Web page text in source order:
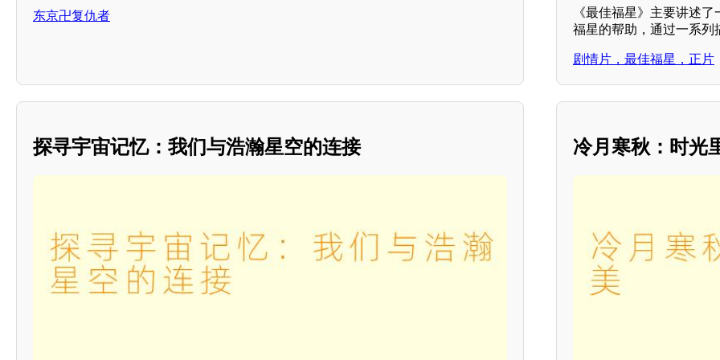
东京卍复仇者
《最佳福星》主要讲述
福星的帮助，通过一系列
剧情片，最佳福星，正片
探寻宇宙记忆：我们与浩瀚星空的连接 冷月寒秋：时光